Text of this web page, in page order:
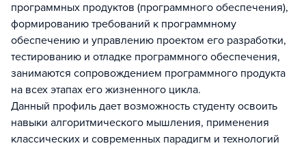
программных продуктов (программного обеспечения),
формированию требований к программному
обеспечению и управлению проектом его разработки,
тестированию и отладке программного обеспечения,
занимаются сопровождением программного продукта
на всех этапах его жизненного цикла.
Данный профиль дает возможность студенту освоить
навыки алгоритмического мышления, применения
классических и современных парадигм и технологий